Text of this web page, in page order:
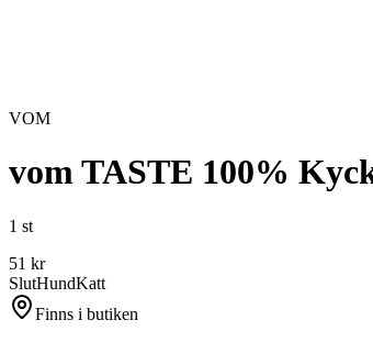
VOM
vom TASTE 100%
1 st
51 kr
SlutHundKatt
Finns i butiken